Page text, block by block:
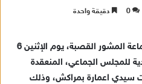
0 دقيقة واحدة
ترأس عبد الرحمان الوفا، رئيس جماعة المشور القصبة، يوم الإثنين 6
للمجلس الجماعي، المنعقدة
سيدي اعمارة بمراكش، وذلك